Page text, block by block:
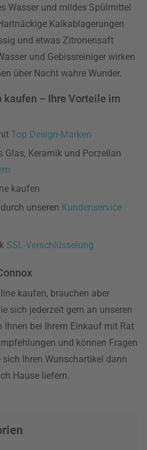
Wasser und mildes Spülmittel
Kalkablagerungen
und etwas Zitronensaft
und Gebissreiniger wirken
über Nacht wahre Wunder.
kaufen – Ihre Vorteile im
Top Design-Marken
Glas, Keramik und Porzellan
kaufen
unseren Kundenservice
SSL-Verschlüsselung
kaufen, brauchen aber
sich jederzeit gern an unseren
Ihnen bei Ihrem Einkauf mit Rat
und können Fragen
Ihren Wunschartikel dann
Hause liefern.